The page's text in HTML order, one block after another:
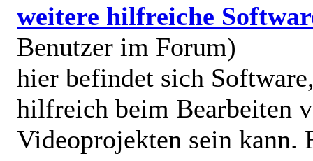
weitere hilfreiche
Benutzer im Forum)
hier befindet sich
hilfreich beim Bearbeiten
Videoprojekten sein kann.